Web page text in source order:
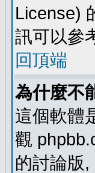
License)
訊可以參
回頂端
為什麼不
這個軟體
觀
的討論版